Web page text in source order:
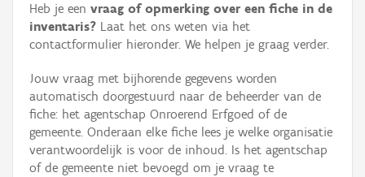
Erfgoedobject
Aanduidingsobject
Waarneming
Thema
Gebeurtenis
Heb je een vraag of opmerking over een fiche in de
inventaris? Laat het ons weten via het
contactformulier hieronder. We helpen je graag verder.
Jouw vraag met bijhorende gegevens worden
automatisch doorgestuurd naar de beheerder van de
fiche: het agentschap Onroerend Erfgoed of de
gemeente. Onderaan elke fiche lees je welke organisatie
verantwoordelijk is voor de inhoud. Is het agentschap
of de gemeente niet bevoegd om je vraag te